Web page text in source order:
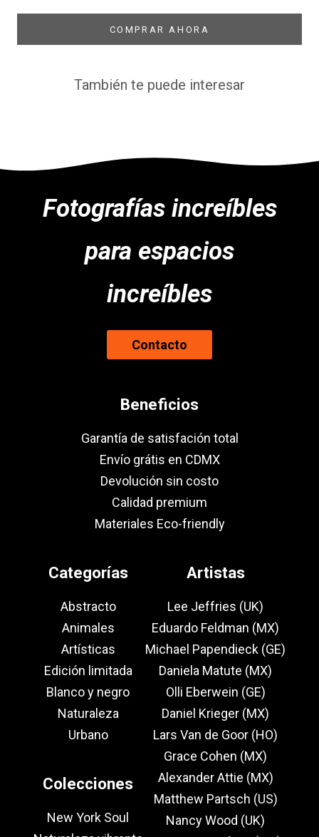
COMPRAR AHORA
También te puede interesar
Fotografías increíbles
para espacios
increíbles
Contacto
Beneficios
Garantía de satisfación total
Envío grátis en CDMX
Devolución sin costo
Calidad premium
Materiales Eco-friendly
Categorías
Abstracto
Animales
Artísticas
Edición limitada
Blanco y negro
Naturaleza
Urbano
Colecciones
New York Soul
Artistas
Lee Jeffries (UK)
Eduardo Feldman (MX)
Michael Papendieck (GE)
Daniela Matute (MX)
Olli Eberwein (GE)
Daniel Krieger (MX)
Lars Van de Goor (HO)
Grace Cohen (MX)
Alexander Attie (MX)
Matthew Partsch (US)
Nancy Wood (UK)